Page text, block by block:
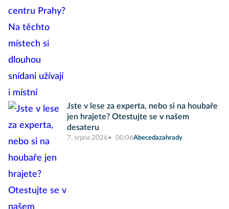
Jste v lese za experta, nebo si na houbaře
jen hrajete? Otestujte se v našem
desateru
7. srpna 2026 00:06Abecedazahrady